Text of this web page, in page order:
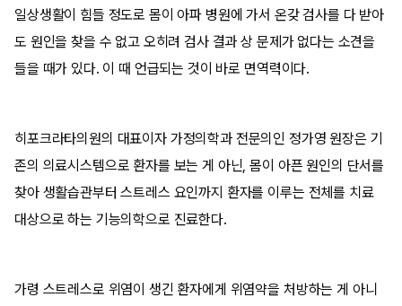
일상생활이 힘들 정도로 몸이 아파 병원에 가서 온갖 검사를 다 받아
도 원인을 찾을 수 없고 오히려 검사 결과 상 문제가 없다는 소견을
들을 때가 있다. 이 때 언급되는 것이 바로 면역력이다.
히포크라타의원의 대표이자 가정의학과 전문의인 정가영 원장은 기
존의 의료시스템으로 환자를 보는 게 아닌, 몸이 아픈 원인의 단서를
찾아 생활습관부터 스트레스 요인까지 환자를 이루는 전체를 치료
대상으로 하는 기능의학으로 진료한다.
가령 스트레스로 위염이 생긴 환자에게 위염약을 처방하는 게 아니